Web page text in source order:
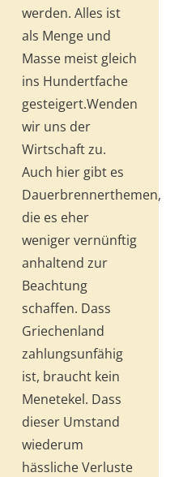
werden. Alles ist
als Menge und
Masse meist gleich
ins Hundertfache
gesteigert.Wenden
wir uns der
Wirtschaft zu.
Auch hier gibt es
Dauerbrennerthemen,
die es eher
weniger vernünftig
anhaltend zur
Beachtung
schaffen. Dass
Griechenland
zahlungsunfähig
ist, braucht kein
Menetekel. Dass
dieser Umstand
wiederum
hässliche Verluste